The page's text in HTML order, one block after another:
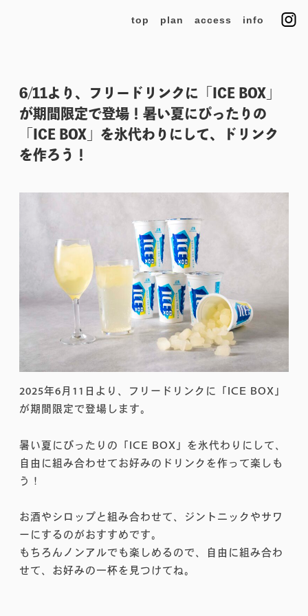
top plan access info
6/11より、フリードリンクに「ICE BOX」
が期間限定で登場！暑い夏にぴったりの
「ICE BOX」を氷代わりにして、ドリンク
を作ろう！
2025年6月11日より、フリードリンクに「ICE BOX」
が期間限定で登場します。
暑い夏にぴったりの「ICE BOX」を氷代わりにして、
自由に組み合わせてお好みのドリンクを作って楽しも
う！
お酒やシロップと組み合わせて、ジントニックやサワ
ーにするのがおすすめです。
もちろんノンアルでも楽しめるので、自由に組み合わ
せて、お好みの一杯を見つけてね。